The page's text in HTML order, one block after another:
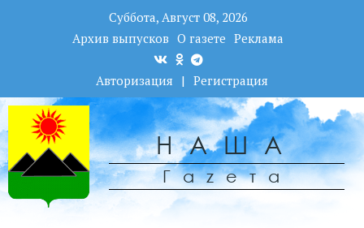
Суббота, Август 08, 2026
Архив выпусков О газете Реклама
Авторизация | Регистрация
НАША
Гаzета